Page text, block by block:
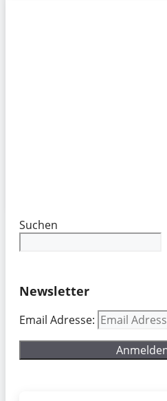
Suchen
Newsletter
Email Adresse: